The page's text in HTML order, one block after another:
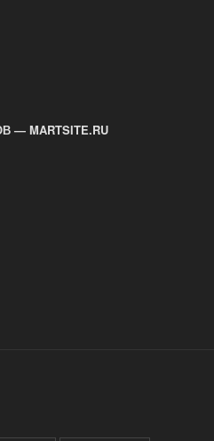
— MARTSITE.RU